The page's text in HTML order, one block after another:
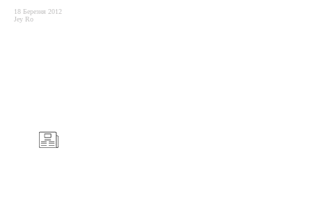
18 Березня 2012
Jey Ro